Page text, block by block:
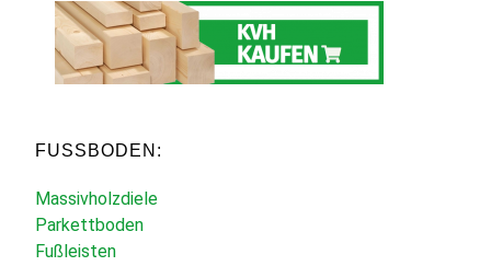
FUSSBODEN:
Massivholzdiele
Parkettboden
Fußleisten